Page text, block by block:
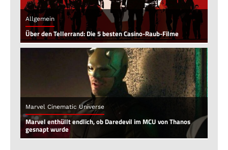
Allgemein
Über den Tellerrand: Die 5 besten Casino-Raub-Filme
Marvel Cinematic Universe
Marvel enthüllt endlich, ob Daredevil im MCU von Thanos
gesnapt wurde